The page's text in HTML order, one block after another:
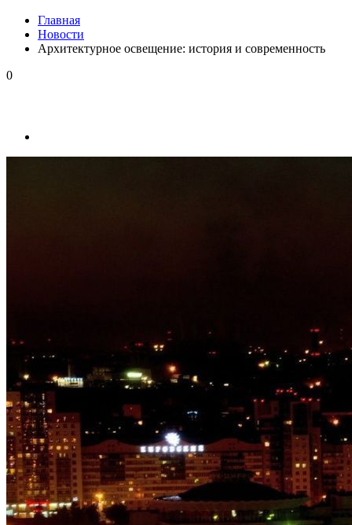
Главная
Новости
Архитектурное освещение: история и современность
0